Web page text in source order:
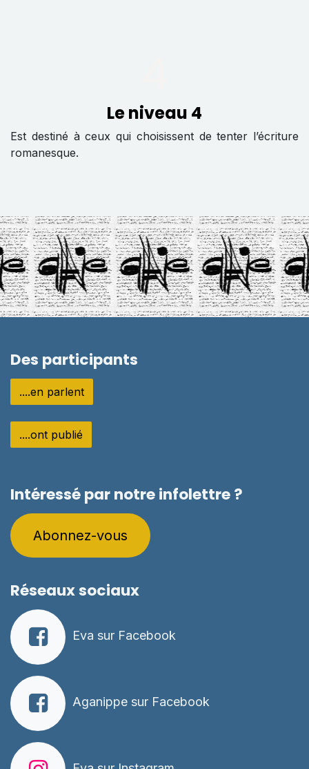
Le niveau 4
Est destiné à ceux qui choisissent de tenter l’écriture
romanesque.
Des participants
....en parlent
....ont publié
Intéressé par notre infolettre ?
Abo​​nnez-vous​​​
Réseaux sociaux
Eva sur Facebook
Aganippe sur Facebook